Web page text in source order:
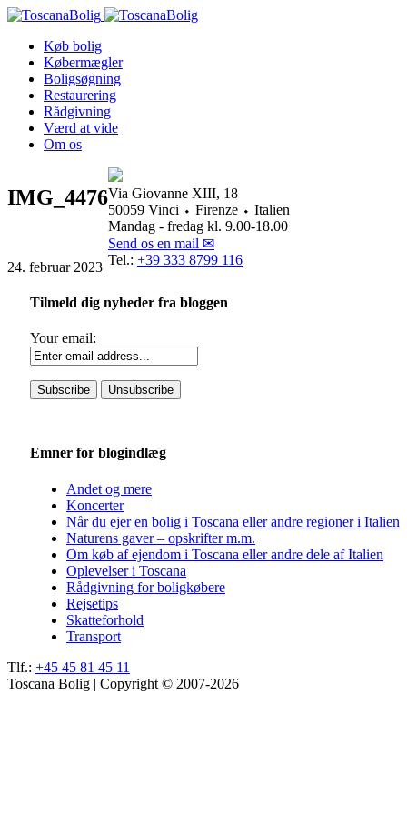
Køb bolig
Købermægler
Boligsøgning
Restaurering
Rådgivning
Værd at vide
Om os
IMG_4476
24. februar 2023|
Tilmeld dig nyheder fra bloggen
Your email:
Emner for blogindlæg
Andet og mere
Koncerter
Når du ejer en bolig i Toscana eller andre regioner i Italien
Naturens gaver – opskrifter m.m.
Om køb af ejendom i Toscana eller andre dele af Italien
Oplevelser i Toscana
Rådgivning for boligkøbere
Rejsetips
Skatteforhold
Transport
Via Giovanne XIII, 18
50059 Vinci ⬩ Firenze ⬩ Italien
Mandag - fredag kl. 9.00-18.00
Send os en mail ✉
Tel.: +39 333 8799 116
Tlf.: +45 45 81 45 11
Toscana Bolig | Copyright © 2007-2026